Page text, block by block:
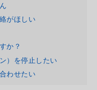
がほしい
か？
）を停止したい
わせたい